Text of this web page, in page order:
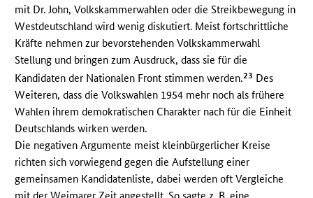
mit Dr. John, Volkskammerwahlen oder die Streikbewegung in
Westdeutschland wird wenig diskutiert. Meist fortschrittliche
Kräfte nehmen zur bevorstehenden Volkskammerwahl
Stellung und bringen zum Ausdruck, dass sie für die
Kandidaten der Nationalen Front stimmen werden.23 Des
Weiteren, dass die Volkswahlen 1954 mehr noch als frühere
Wahlen ihrem demokratischen Charakter nach für die Einheit
Deutschlands wirken werden.
Die negativen Argumente meist kleinbürgerlicher Kreise
richten sich vorwiegend gegen die Aufstellung einer
gemeinsamen Kandidatenliste, dabei werden oft Vergleiche